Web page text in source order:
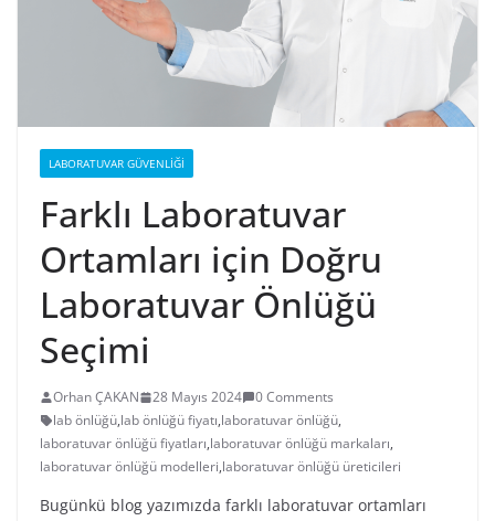
LABORATUVAR GÜVENLIĞI
Farklı Laboratuvar
Ortamları için Doğru
Laboratuvar Önlüğü
Seçimi
Orhan ÇAKAN 28 Mayıs 2024
0 Comments
lab önlüğü,lab önlüğü fiyatı,laboratuvar önlüğü,
laboratuvar önlüğü fiyatları,laboratuvar önlüğü markaları,
laboratuvar önlüğü modelleri,laboratuvar önlüğü üreticileri
Bugünkü blog yazımızda farklı laboratuvar ortamları